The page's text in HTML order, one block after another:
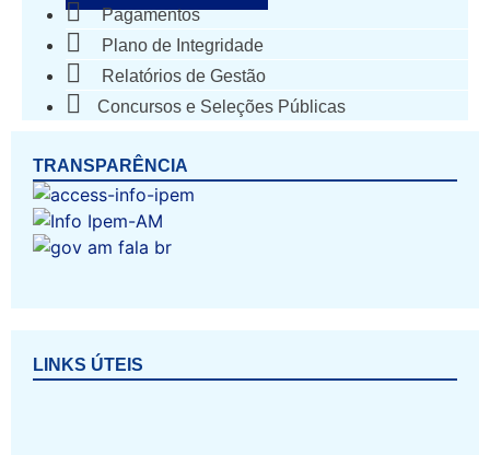
Pagamentos
Plano de Integridade
Relatórios de Gestão
Concursos e Seleções Públicas
TRANSPARÊNCIA
LINKS ÚTEIS